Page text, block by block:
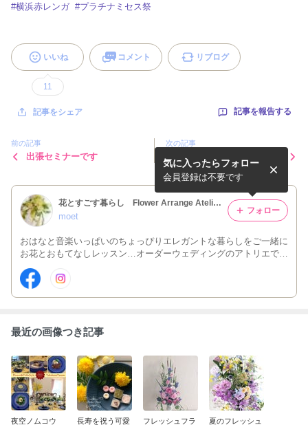
#横浜赤レンガ #プラチナミセス祭
いいね
11
コメント リブログ
記事をシェア 記事を報告する
前の記事
出張セミナーです
次の記事
プラチナミセス祭
花とすごす暮らし Flower Arrange Atelier Moet（ｱﾄﾘｴ萌）
moet
おはなと音楽いっぱいのちょっぴりエレガントな暮らしをご一緒に
お花とおもてなしレッスン…オーダーウェディングのアトリエで
気に入ったらフォロー
会員登録は不要です
フォロー
最近の画像つき記事
夜空ノムコウ 長寿を祝う可愛 フレッシュフラ 夏のフレッシュ